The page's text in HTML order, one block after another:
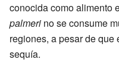
conocida como alimento
palmeri no se consume
regiones, a pesar de
sequía.